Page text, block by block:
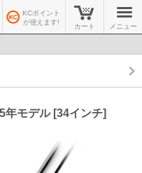
KCポイント
が使えます!
カート メニュー
モデル [34インチ]